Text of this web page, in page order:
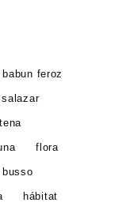
babun feroz
salazar
flora
hábitat